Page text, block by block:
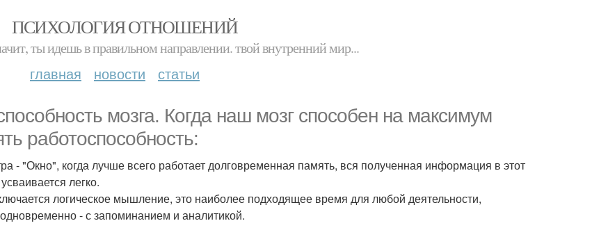
ПСИХОЛОГИЯ ОТНОШЕНИЙ
ты идешь в правильном направлении. твой внутренний мир...
главная новости статьи
мозга. Когда наш мозг способен на максимум
работоспособность:
- "Окно", когда лучше всего работает долговременная память, вся полученная информация в этот
легко.
логическое мышление, это наиболее подходящее время для любой деятельности,
- с запоминанием и аналитикой.